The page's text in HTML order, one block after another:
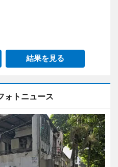
結果を見る
ォトニュース